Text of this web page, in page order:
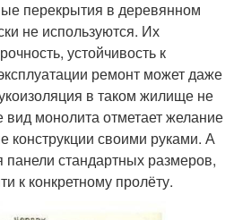
перекрытия в деревянном
не используются. Их
устойчивость к
ремонт может даже
в таком жилище не
монолита отметает желание
конструкции своими руками. А
панели стандартных размеров,
к конкретному пролёту.